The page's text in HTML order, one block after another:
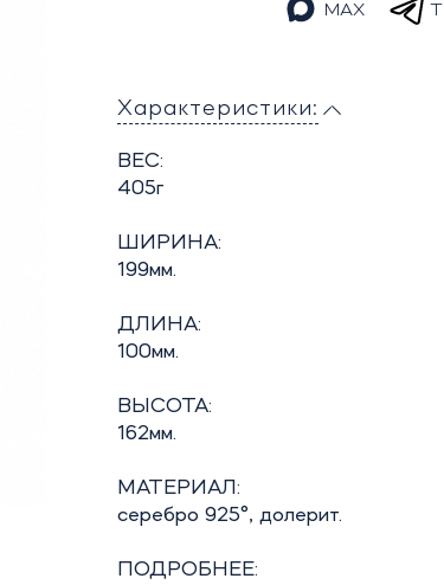
MAX
Характеристики:
ВЕС:
405г
ШИРИНА:
199мм.
ДЛИНА:
100мм.
ВЫСОТА:
162мм.
МАТЕРИАЛ:
серебро 925°, долерит.
ПОДРОБНЕЕ: